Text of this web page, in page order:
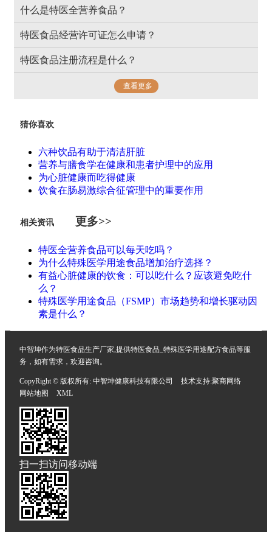
什么是特医全营养食品？
特医食品经营许可证怎么申请？
特医食品注册流程是什么？
查看更多
猜你喜欢
六种饮品有助于清洁肝脏
营养与膳食学在健康和患者护理中的应用
为心脏健康而吃得健康
饮食在肠易激综合征管理中的重要作用
相关资讯 更多>>
特医全营养食品可以每天吃吗？
为什么特殊医学用途食品增加治疗选择？
有益心脏健康的饮食：可以吃什么？应该避免吃什
么？
特殊医学用途食品（FSMP）市场趋势和增长驱动因
素是什么？
中智坤作为特医食品生产厂家,提供特医食品_特殊医学用途配方食品等服
务，如有需求，欢迎咨询。
CopyRight © 版权所有: 中智坤健康科技有限公司 技术支持:聚商网络
网站地图
XML
扫一扫访问移动端